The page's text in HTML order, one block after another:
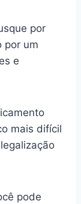
por
por um
e
mais difícil
pode